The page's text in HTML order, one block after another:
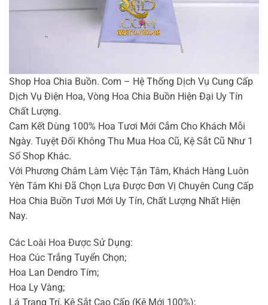
Shop Hoa Chia Buồn. Com – Hệ Thống Dịch Vụ Cung Cấp
Dịch Vụ Điện Hoa, Vòng Hoa Chia Buồn Hiện Đại Uy Tín
Chất Lượng.
Cam Kết Dùng 100% Hoa Tươi Mới Cắm Cho Khách Mỗi
Ngày. Tuyệt Đối Không Thu Mua Hoa Cũ, Kệ Sắt Cũ Như 1
Số Shop Khác.
Với Phương Châm Làm Việc Tận Tâm, Khách Hàng Luôn
Yên Tâm Khi Đã Chọn Lựa Được Đơn Vị Chuyên Cung Cấp
Hoa Chia Buồn Tươi Mới Uy Tín, Chất Lượng Nhất Hiện
Nay.
Các Loài Hoa Được Sử Dụng:
Hoa Cúc Trắng Tuyển Chọn;
Hoa Lan Dendro Tím;
Hoa Ly Vàng;
Lá Trang Trí, Kệ Sắt Cao Cấp (Kệ Mới 100%);